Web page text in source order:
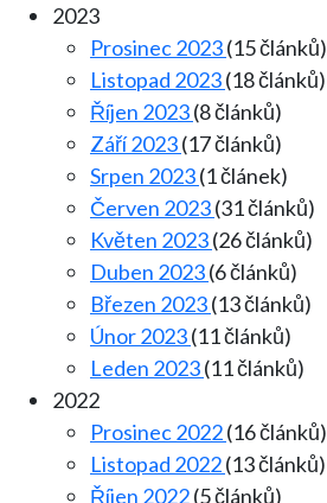
2023
Prosinec 2023(15 článků)
Listopad 2023(18 článků)
Říjen 2023(8 článků)
Září 2023(17 článků)
Srpen 2023(1 článek)
Červen 2023(31 článků)
Květen 2023(26 článků)
Duben 2023(6 článků)
Březen 2023(13 článků)
Únor 2023(11 článků)
Leden 2023(11 článků)
2022
Prosinec 2022(16 článků)
Listopad 2022(13 článků)
Říjen 2022(5 článků)